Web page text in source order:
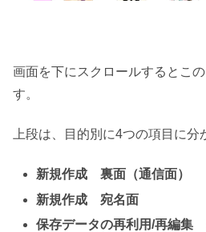
画面を下にスクロールするとこ
す。
上段は、目的別に4つの項目に分
新規作成 裏面（通信面）
新規作成 宛名面
保存データの再利用/再編集